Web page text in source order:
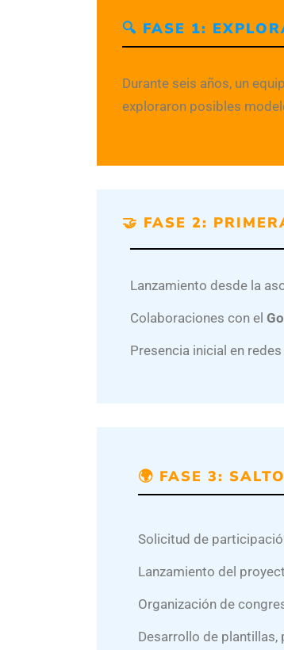
🔍 FASE 1:
Durante seis años, un
exploraron posibles
🤝 FASE 2:
Lanzamiento desde la
Colaboraciones con el
Presencia inicial en
🌍 FASE 3:
Solicitud de
Lanzamiento del
Organización de
Desarrollo de